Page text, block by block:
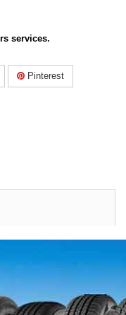
services.
Pinterest